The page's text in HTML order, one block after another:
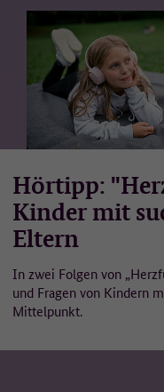
Hörtipp:
Kinder mit
Eltern
In zwei Folgen von
und Fragen von Kindern
Mittelpunkt.